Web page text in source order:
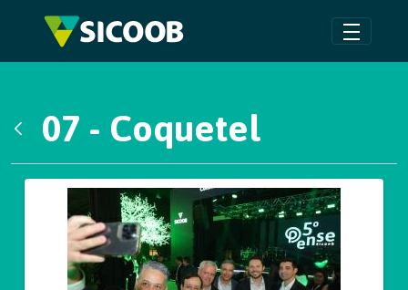
Pular para o Conteúdo principal
07 - Coquetel
Galeria de Mídias